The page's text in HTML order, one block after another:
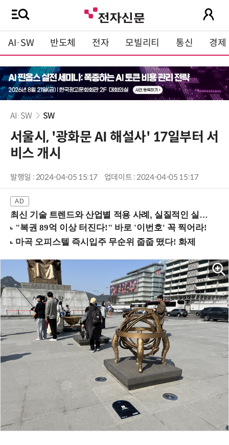
AI·SW 반도체 전자 모빌리티 통신 경제
AI·SW SW
서울시, '광화문 AI 해설사' 17일부터 서
비스 개시
발행일 : 2024-04-05 15:17 업데이트 : 2024-04-05 15:17
최신 기술 트렌드와 산업별 적용 사례, 실질적인 실행 전략을 공유 (9/18 양재역)